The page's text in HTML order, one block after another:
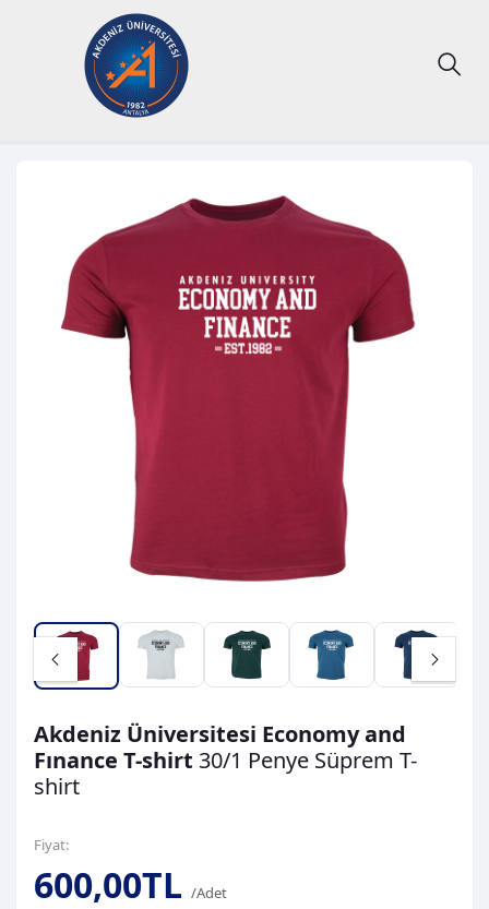
Akdeniz Üniversitesi Economy and
Fınance T-shirt 30/1 Penye Süprem T-
shirt
Fiyat:
600,00TL /Adet